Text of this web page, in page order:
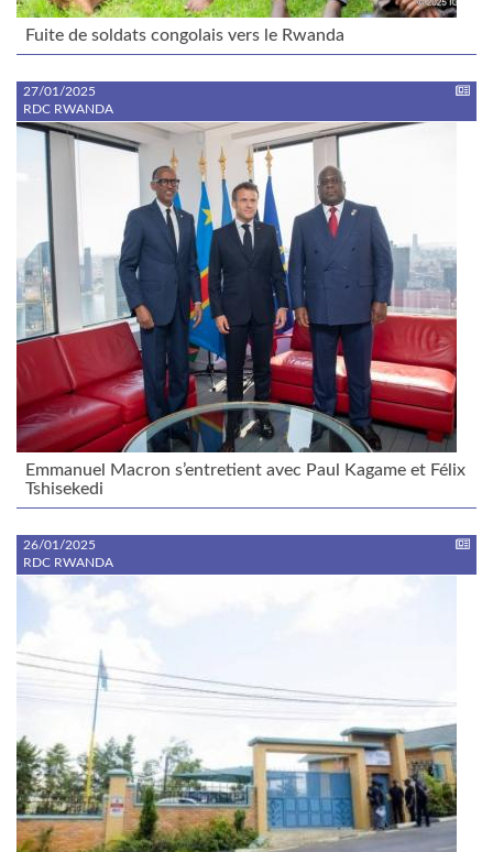
Fuite de soldats congolais vers le Rwanda
27/01/2025
RDC RWANDA
Emmanuel Macron s’entretient avec Paul Kagame et Félix
Tshisekedi
26/01/2025
RDC RWANDA